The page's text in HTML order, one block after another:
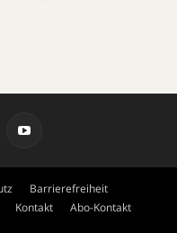
Barrierefreiheit
Kontakt Abo-Kontakt